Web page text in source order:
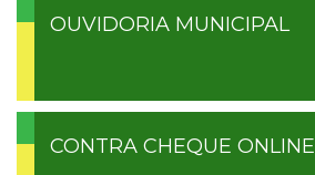
OUVIDORIA MUNICIPAL
CONTRA CHEQUE ONLINE